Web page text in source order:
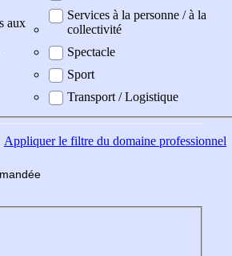
aux
Services à la personne / à la
collectivité
Spectacle
Sport
Transport / Logistique
Appliquerle filtre du domaine professionnel